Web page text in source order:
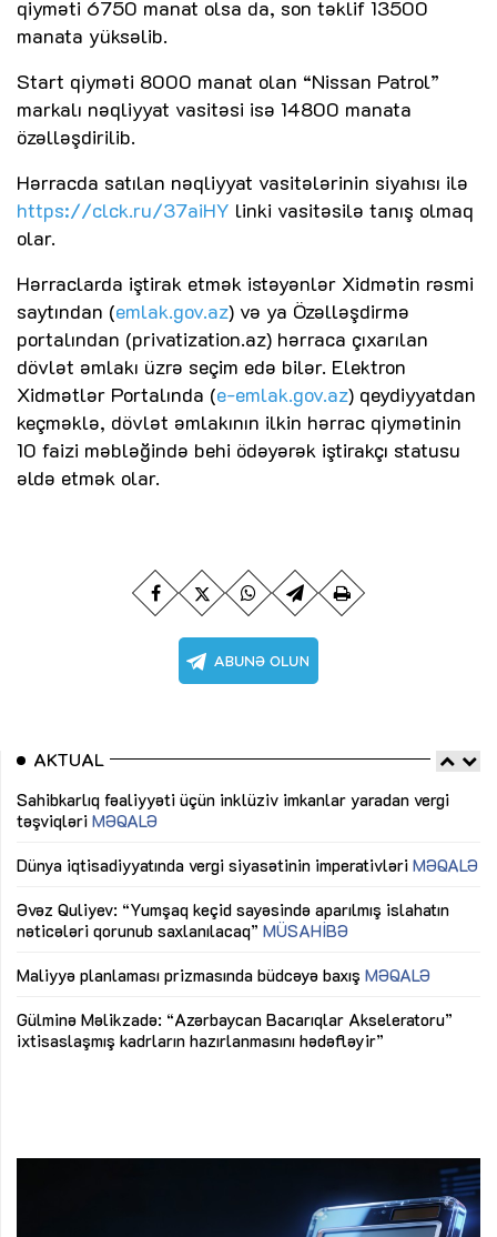
qiyməti 6750 manat olsa da, son təklif 13500
manata yüksəlib.
Start qiyməti 8000 manat olan “Nissan Patrol”
markalı nəqliyyat vasitəsi isə 14800 manata
özəlləşdirilib.
Hərracda satılan nəqliyyat vasitələrinin siyahısı ilə
https://clck.ru/37aiHY linki vasitəsilə tanış olmaq
olar.
Hərraclarda iştirak etmək istəyənlər Xidmətin rəsmi
saytından (emlak.gov.az) və ya Özəlləşdirmə
portalından (privatization.az) hərraca çıxarılan
dövlət əmlakı üzrə seçim edə bilər. Elektron
Xidmətlər Portalında (e-emlak.gov.az) qeydiyyatdan
keçməklə, dövlət əmlakının ilkin hərrac qiymətinin
10 faizi məbləğində behi ödəyərək iştirakçı statusu
əldə etmək olar.
AKTUAL
Sahibkarlıq fəaliyyəti üçün inklüziv imkanlar yaradan vergi
təşviqləri MƏQALƏ
Dünya iqtisadiyyatında vergi siyasətinin imperativləri MƏQALƏ
Əvəz Quliyev: “Yumşaq keçid sayəsində aparılmış islahatın
nəticələri qorunub saxlanılacaq” MÜSAHİBƏ
Maliyyə planlaması prizmasında büdcəyə baxış MƏQALƏ
Gülminə Məlikzadə: “Azərbaycan Bacarıqlar Akseleratoru”
ixtisaslaşmış kadrların hazırlanmasını hədəfləyir”